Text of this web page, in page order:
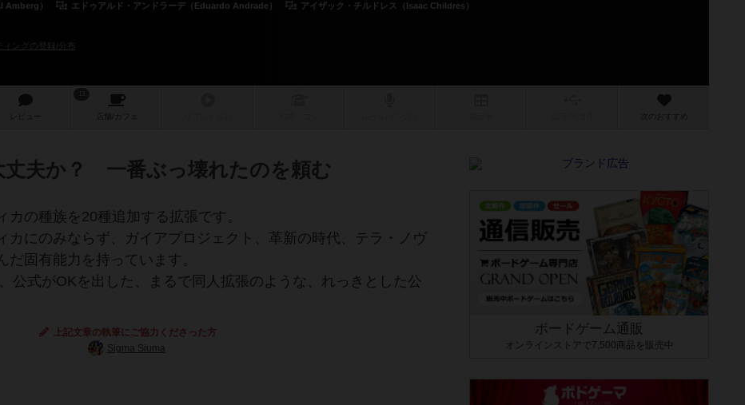
Amberg） エドゥアルド・アンドラーデ（Eduardo Andrade） アイザック・チルドレス（Isaac Childres）
ングの登録/分布
レビュー 店舗/ カフェ 次のおすすめ
丈夫か？ 一番ぶっ壊れたのを頼む
カの種族を20種追加する拡張です。
カにのみならず、ガイアプロジェクト、革新の時代、テラ・ノヴ
だ固有能力を持っています。
公式がOKを出した、まるで同人拡張のような、れっきとした公
上記文章の執筆にご協力くださった方
Sigma Siuma
ボードゲーム通販
オンラインストアで7,500商品を販売中